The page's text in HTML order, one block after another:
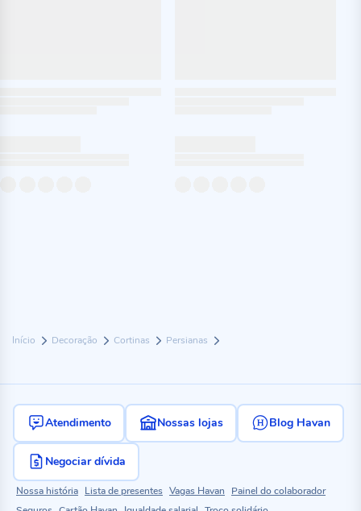
Início Decoração Cortinas Persianas
Atendimento Nossas lojas Blog Havan
Negociar dívida
Nossa história Lista de presentes Vagas Havan
Painel do colaborador